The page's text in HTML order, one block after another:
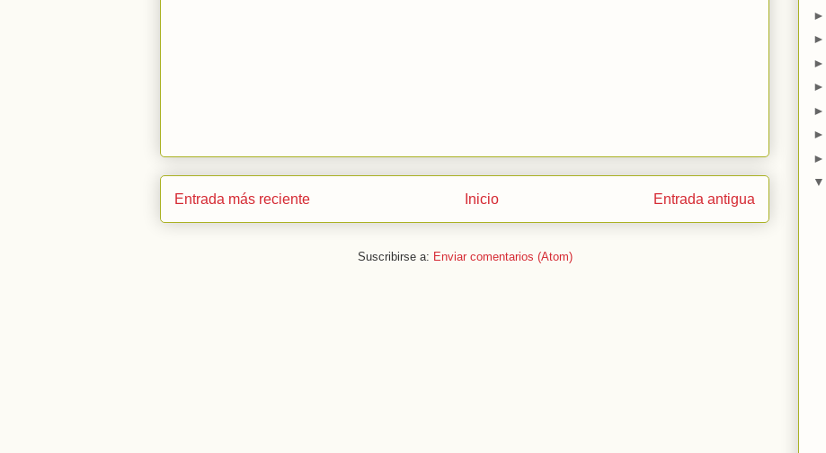
Entrada más reciente Entrada antigua
Inicio
Suscribirse a: Enviar comentarios (Atom)
►
►
►
►
►
►
►
▼